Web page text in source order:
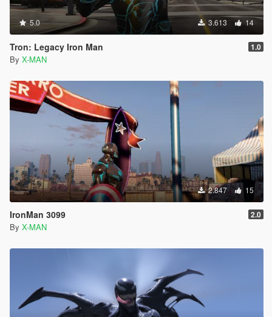
5.0 3.613 14
Tron: Legacy Iron Man 1.0
By X-MAN
2.847 15
IronMan 3099 2.0
By X-MAN